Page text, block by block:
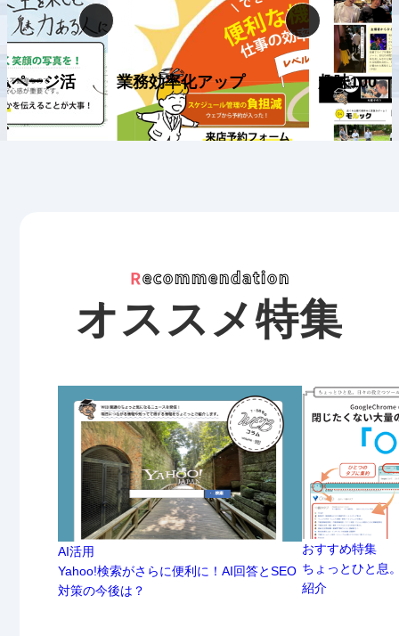
オススメ特集
AI活用
Yahoo!検索がさらに便利に！AI回答とSEO
対策の今後は？
おすすめ特集
ちょっとひと息
紹介